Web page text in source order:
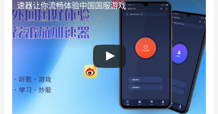
速器让你流畅体验中国国服游戏